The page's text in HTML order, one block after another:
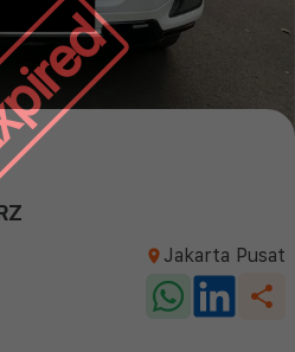
VRZ
Jakarta Pusat